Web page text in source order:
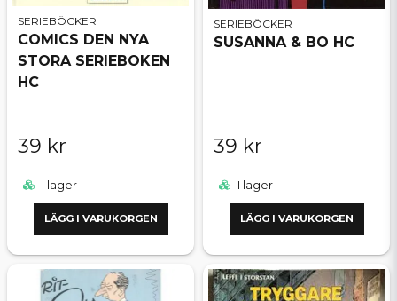
SERIEBÖCKER
COMICS DEN NYA
STORA SERIEBOKEN
HC
39 kr
I lager
LÄGG I VARUKORGEN
SERIEBÖCKER
SUSANNA & BO HC
39 kr
I lager
LÄGG I VARUKORGEN